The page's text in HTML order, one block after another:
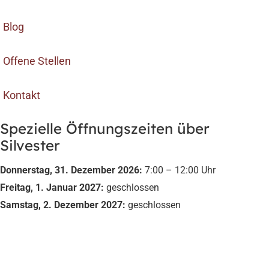
Blog
Offene Stellen
Kontakt
Spezielle Öffnungszeiten über
Silvester
Donnerstag, 31. Dezember 2026: 7:00 – 12:00 Uhr
Freitag, 1. Januar 2027: geschlossen
Samstag, 2. Dezember 2027: geschlossen